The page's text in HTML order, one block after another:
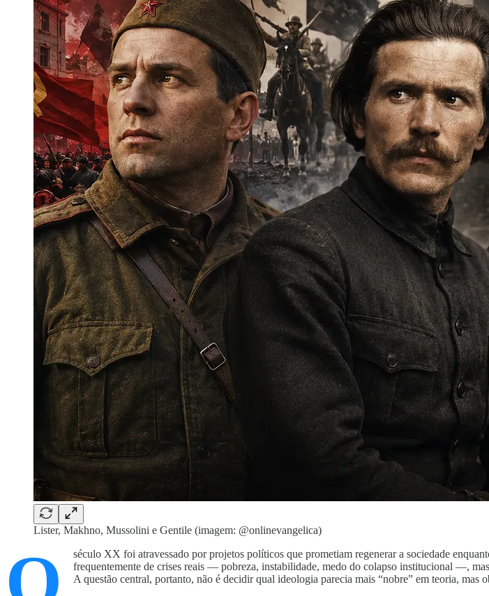
Lister, Makhno, Mussolini e Gentile (imagem: @onlinevangelica)
século XX foi atravessado por projetos políticos que prometiam regenerar a sociedade
frequentemente de crises reais — pobreza, instabilidade, medo do colapso institucional —,
A questão central, portanto, não é decidir qual ideologia parecia mais “nobre” em teoria, mas